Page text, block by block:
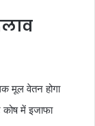
मूल वेतन होगा
में इजाफा